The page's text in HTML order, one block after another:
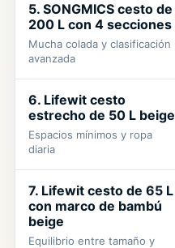
5. SONGMICS cesto de
200 L con 4 secciones
Mucha colada y clasificación
avanzada
6. Lifewit cesto
estrecho de 50 L beige
Espacios mínimos y ropa
diaria
7. Lifewit cesto de 65 L
con marco de bambú
beige
Equilibrio entre tamaño y